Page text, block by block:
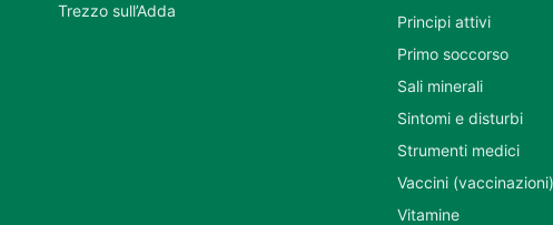
Trezzo sull’Adda
Principi attivi
Primo soccorso
Sali minerali
Sintomi e disturbi
Strumenti medici
Vaccini (vaccinazioni)
Vitamine